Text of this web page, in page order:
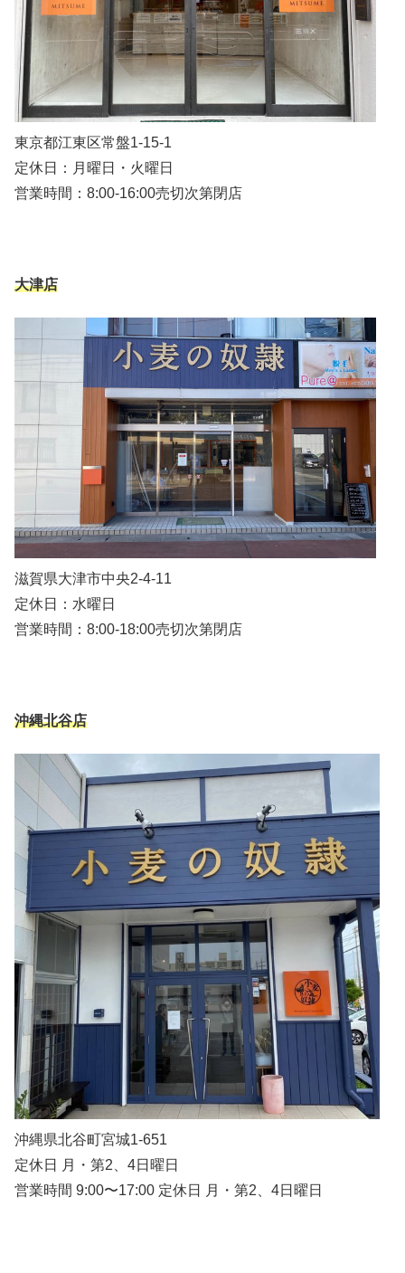
東京都江東区常盤1-15-1
定休日：月曜日・火曜日
営業時間：8:00-16:00売切次第閉店
大津店
滋賀県大津市中央2-4-11
定休日：水曜日
営業時間：8:00-18:00売切次第閉店
沖縄北谷店
沖縄県北谷町宮城1-651
定休日 月・第2、4日曜日
営業時間 9:00〜17:00 定休日 月・第2、4日曜日